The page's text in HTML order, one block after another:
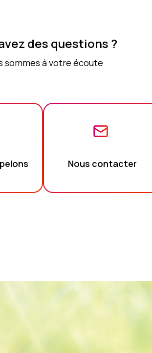
des questions ?
sommes à votre écoute
Nous contacter